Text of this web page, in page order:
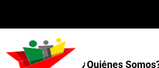
al
contenido
¿Quiénes